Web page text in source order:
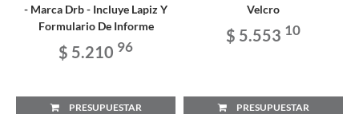
- Marca Drb - Incluye Lapiz Y
Formulario De Informe
$ 5.210 96
PRESUPUESTAR
Velcro
$ 5.553 10
PRESUPUESTAR